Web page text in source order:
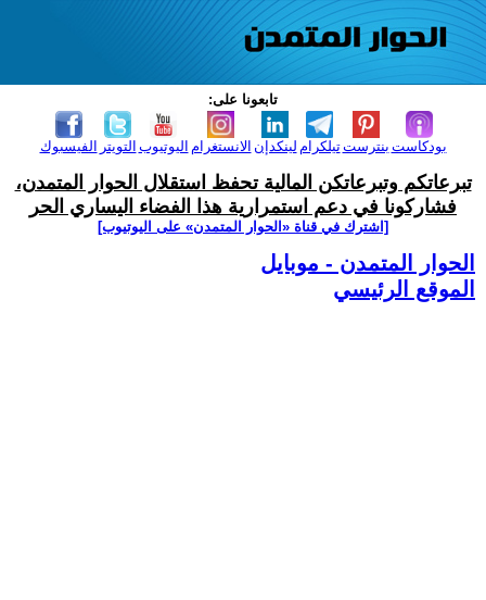
تابعونا على:
الفيسبوك التويتر اليوتيوب الانستغرام لينكدإن تيلكرامبنترست بودكاست
تبرعاتكم وتبرعاتكن المالية تحفظ استقلال الحوار المتمدن،
فشاركونا في دعم استمرارية هذا الفضاء اليساري الحر
[اشترك في قناة ‫«الحوار المتمدن» على اليوتيوب]
الحوار المتمدن - موبايل
الموقع الرئيسي